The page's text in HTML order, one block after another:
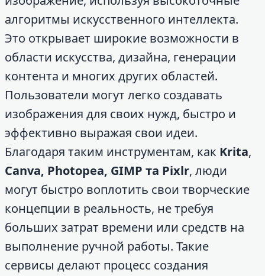
алгоритмы искусственного интеллекта.
Это открывает широкие возможности в
области искусства, дизайна, генерации
контента и многих других областей.
Пользователи могут легко создавать
изображения для своих нужд, быстро и
эффективно выражая свои идеи.
Благодаря таким инструментам, как Krita,
Canva, Photopea, GIMP та Pixlr, люди
могут быстро воплотить свои творческие
концепции в реальность, не требуя
больших затрат времени или средств на
выполнение ручной работы. Такие
сервисы делают процесс создания